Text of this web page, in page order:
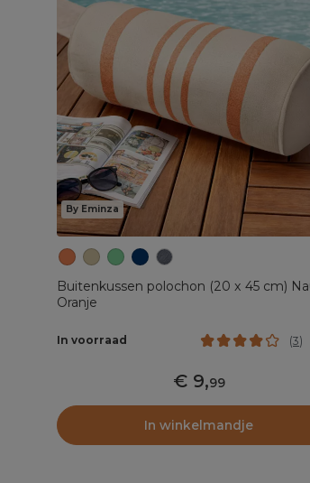
By Eminza
Buitenkussen polochon (20 x 45 cm)
Oranje
In voorraad (3)
9,99
In winkelmandje